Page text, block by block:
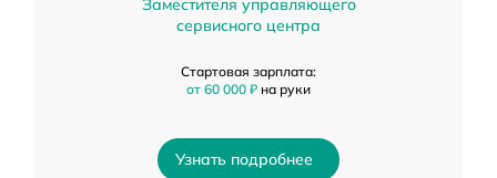
Заместителя управляющего
сервисного центра
Стартовая зарплата:
от 60 000 ₽ на руки
Узнать подробнее